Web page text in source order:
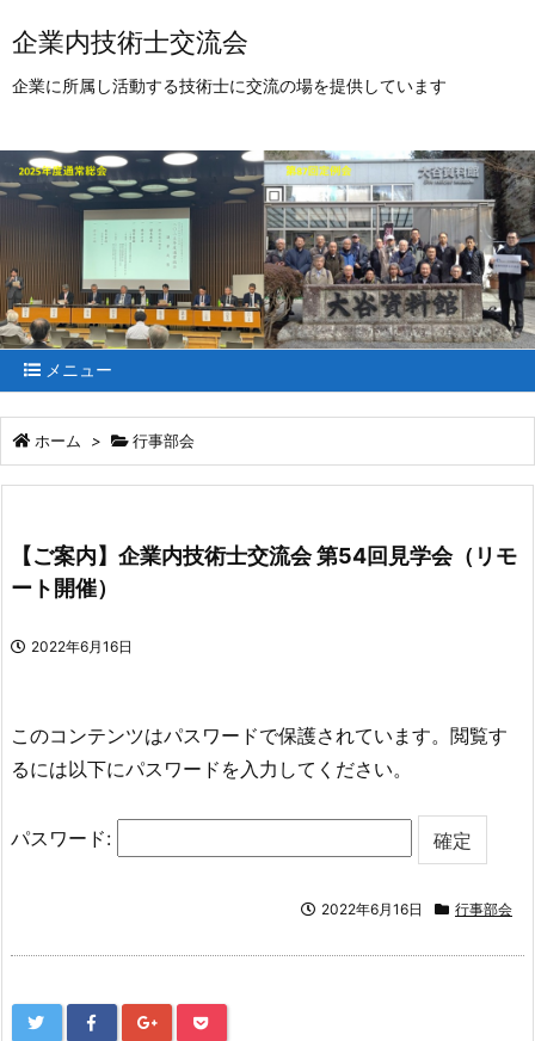
企業内技術士交流会
企業に所属し活動する技術士に交流の場を提供しています
メニュー
ホーム > 行事部会
【ご案内】企業内技術士交流会 第54回見学会（リモ
ート開催）
2022年6月16日
このコンテンツはパスワードで保護されています。閲覧す
るには以下にパスワードを入力してください。
パスワード:
2022年6月16日 行事部会